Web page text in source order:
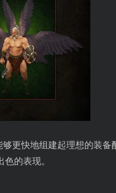
更快地组建起理想的装备
的表现。